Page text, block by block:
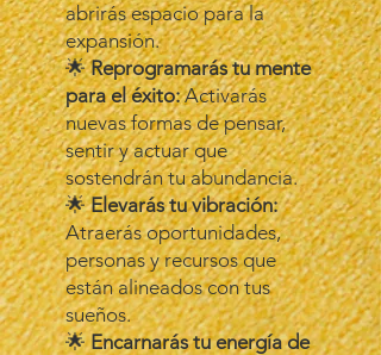
abrirás espacio para la
expansión.
🌟Reprogramarás tu mente
para el éxito:Activarás
nuevas formas de pensar,
sentir y actuar que
sostendrán tu abundancia.
🌟Elevarás tu vibración:
Atraerás oportunidades,
personas y recursos que
están alineados con tus
sueños.
🌟Encarnarás tu energía de